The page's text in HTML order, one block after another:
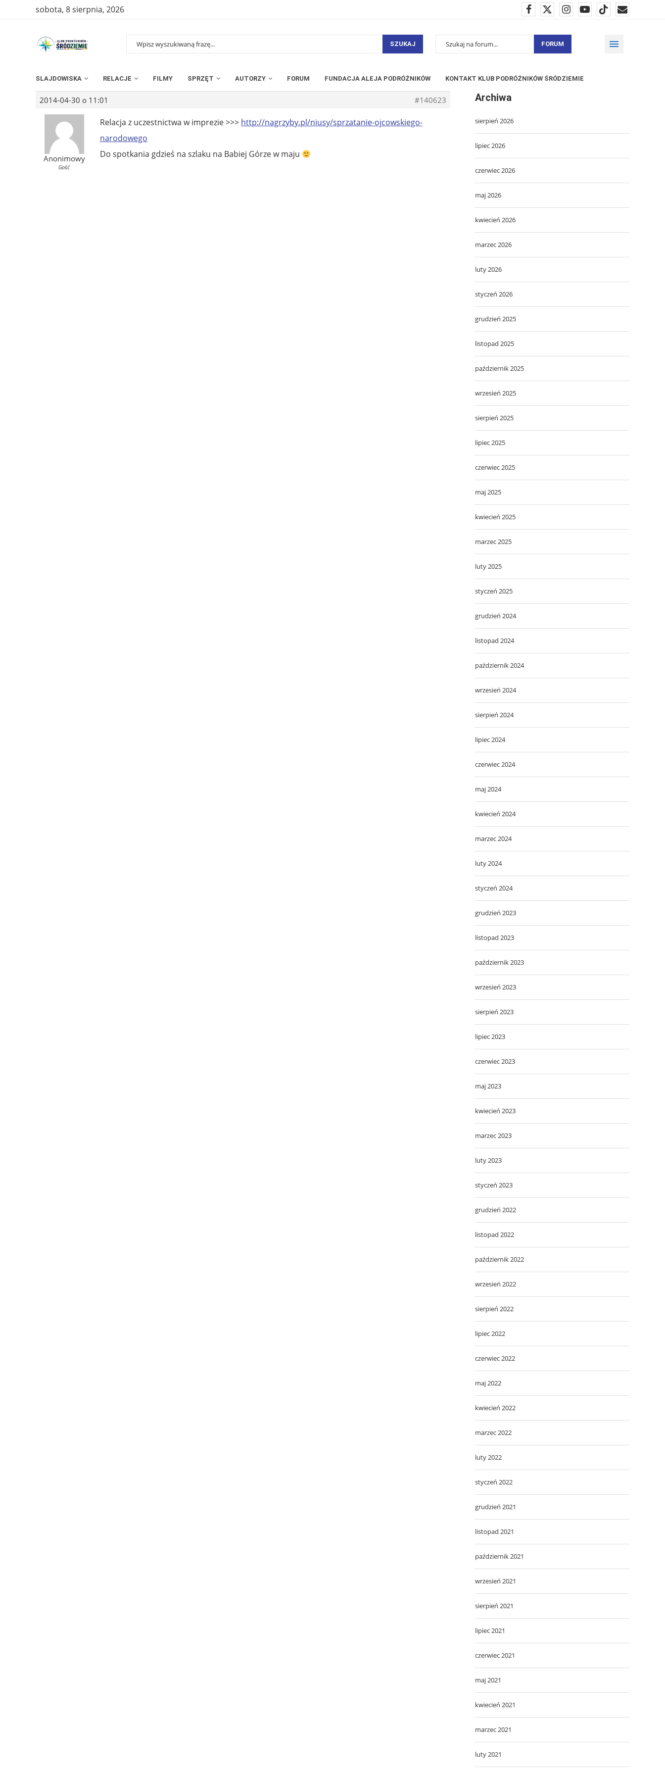
sobota, 8 sierpnia, 2026
SZUKAJ FORUM
SLAJDOWISKA RELACJE FILMY SPRZĘT AUTORZY FORUM FUNDACJA ALEJA PODRÓŻNIKÓW KONTAKT KLUB PODRÓŻNIKÓW ŚRÓDZIEMIE
2014-04-30 o 11:01 #140623
Anonimowy
Gość
Relacja z uczestnictwa w imprezie >>> http://nagrzyby.pl/niusy/sprzatanie-ojcowskiego-
narodowego
Do spotkania gdzieś na szlaku na Babiej Górze w maju
Archiwa
sierpień 2026
lipiec 2026
czerwiec 2026
maj 2026
kwiecień 2026
marzec 2026
luty 2026
styczeń 2026
grudzień 2025
listopad 2025
październik 2025
wrzesień 2025
sierpień 2025
lipiec 2025
czerwiec 2025
maj 2025
kwiecień 2025
marzec 2025
luty 2025
styczeń 2025
grudzień 2024
listopad 2024
październik 2024
wrzesień 2024
sierpień 2024
lipiec 2024
czerwiec 2024
maj 2024
kwiecień 2024
marzec 2024
luty 2024
styczeń 2024
grudzień 2023
listopad 2023
październik 2023
wrzesień 2023
sierpień 2023
lipiec 2023
czerwiec 2023
maj 2023
kwiecień 2023
marzec 2023
luty 2023
styczeń 2023
grudzień 2022
listopad 2022
październik 2022
wrzesień 2022
sierpień 2022
lipiec 2022
czerwiec 2022
maj 2022
kwiecień 2022
marzec 2022
luty 2022
styczeń 2022
grudzień 2021
listopad 2021
październik 2021
wrzesień 2021
sierpień 2021
lipiec 2021
czerwiec 2021
maj 2021
kwiecień 2021
marzec 2021
luty 2021